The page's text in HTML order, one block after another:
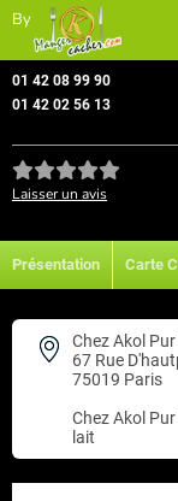
By
01 42 08 99 90
01 42 02 56 13
Laisser un avis
Présentation Carte
Chez Akol
67 Rue
75019 Paris
Chez Akol
lait